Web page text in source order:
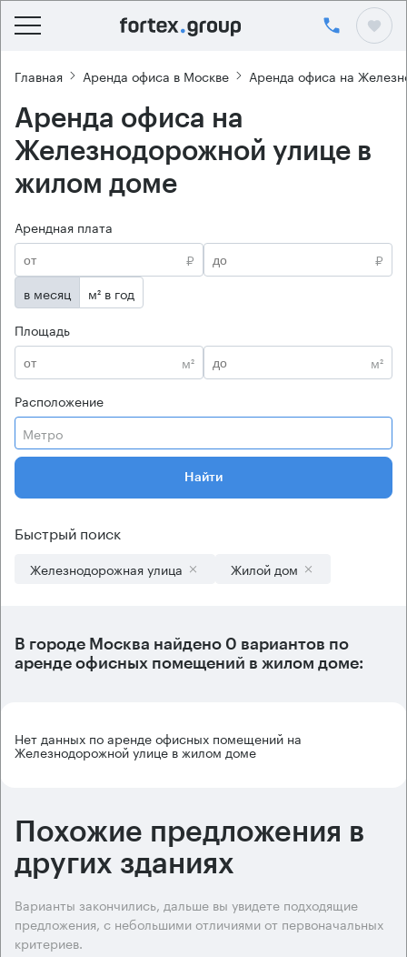
Главная Аренда офиса в Москве Аренда офиса на
Аренда офиса на
Железнодорожной улице в
жилом доме
Арендная плата
₽
₽
в месяц
м² в год
Площадь
м²
м²
Расположение
Метро
Найти
Быстрый поиск
Железнодорожная улица Жилой дом
В городе Москва найдено 0 вариантов по
аренде офисных помещений в жилом доме:
Нет данных по аренде офисных помещений на
Железнодорожной улице в жилом доме
Похожие предложения в
других зданиях
Варианты закончились, дальше вы увидете подходящие
предложения, с небольшими отличиями от первоначальных
критериев.